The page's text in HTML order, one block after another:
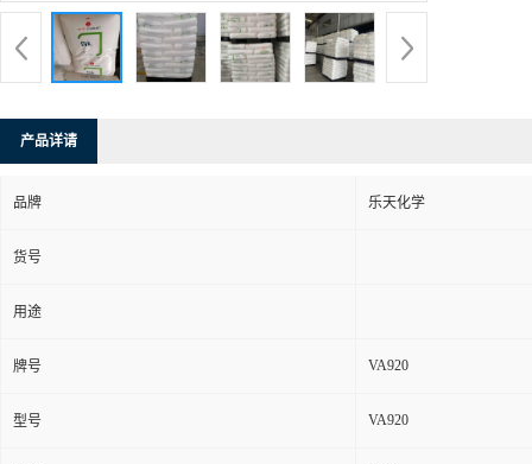
产品详请
品牌 乐天化学
货号
用途
牌号 VA920
型号 VA920